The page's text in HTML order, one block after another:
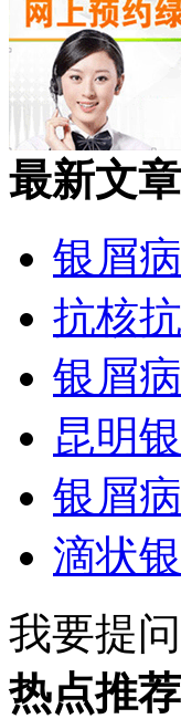
最新文章
银屑
抗核
银屑
昆明
银屑
滴状
我要提问
热点推荐